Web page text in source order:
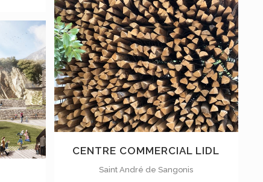
VOIR
CENTRE COMMERCIAL LIDL
Saint André de Sangonis